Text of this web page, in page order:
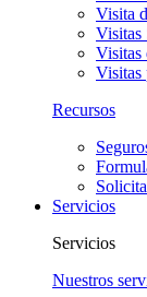
Visita
Visitas
Visitas
Visitas
Recursos
Servicios
Servicios
Nuestros